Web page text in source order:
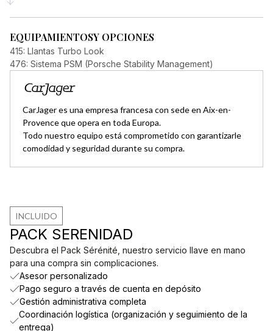
EQUIPAMIENTOSY OPCIONES
415: Llantas Turbo Look
476: Sistema PSM (Porsche Stability Management)
CarJager es una empresa francesa con sede en Aix-en-
Provence que opera en toda Europa.
Todo nuestro equipo está comprometido con garantizarle
comodidad y seguridad durante su compra.
INCLUIDO
PACK SERENIDAD
Descubra el Pack Sérénité, nuestro servicio llave en mano
para una compra sin complicaciones.
Asesor personalizado
Pago seguro a través de cuenta en depósito
Gestión administrativa completa
Coordinación logística (organización y seguimiento de la
entrega)